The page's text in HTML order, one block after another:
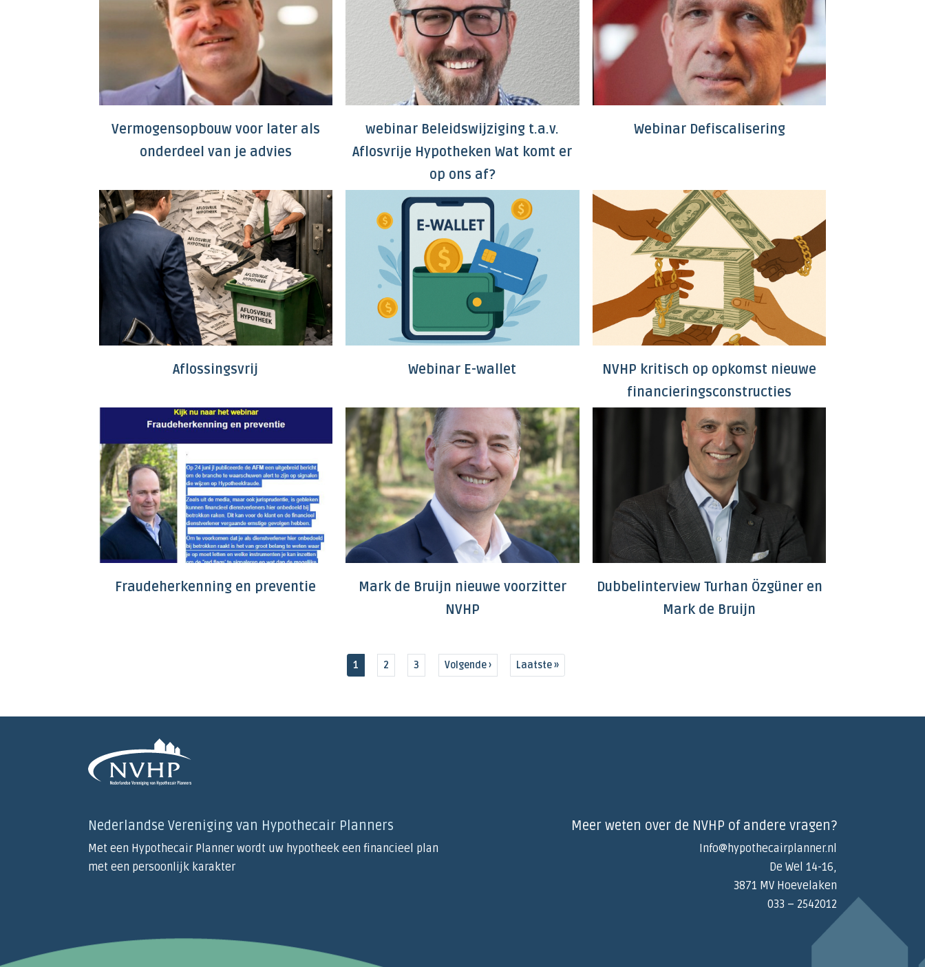
Vermogensopbouw voor later als
onderdeel van je advies
webinar Beleidswijziging t.a.v.
Aflosvrije Hypotheken Wat komt er
op ons af?
Webinar Defiscalisering
Aflossingsvrij Webinar E-wallet
NVHP kritisch op opkomst nieuwe
financieringsconstructies
Fraudeherkenning en preventie
Mark de Bruijn nieuwe voorzitter
NVHP
Dubbelinterview Turhan Özgüner en
Mark de Bruijn
Huidige pagina
1 Pagina
2 Pagina
3 Volgende pagina
Volgende › Laatste pagina
Laatste »
Nederlandse Vereniging van Hypothecair Planners
Met een Hypothecair Planner wordt uw hypotheek een financieel plan
met een persoonlijk karakter
Meer weten over de NVHP of andere vragen?
Info@hypothecairplanner.nl
De Wel 14-16,
3871 MV Hoevelaken
033 – 2542012